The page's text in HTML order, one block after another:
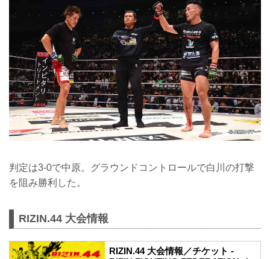
判定は3-0で中原。グラウンドコントロールで白川の打撃
を阻み勝利した。
RIZIN.44 大会情報
RIZIN.44 大会情報／チケット -